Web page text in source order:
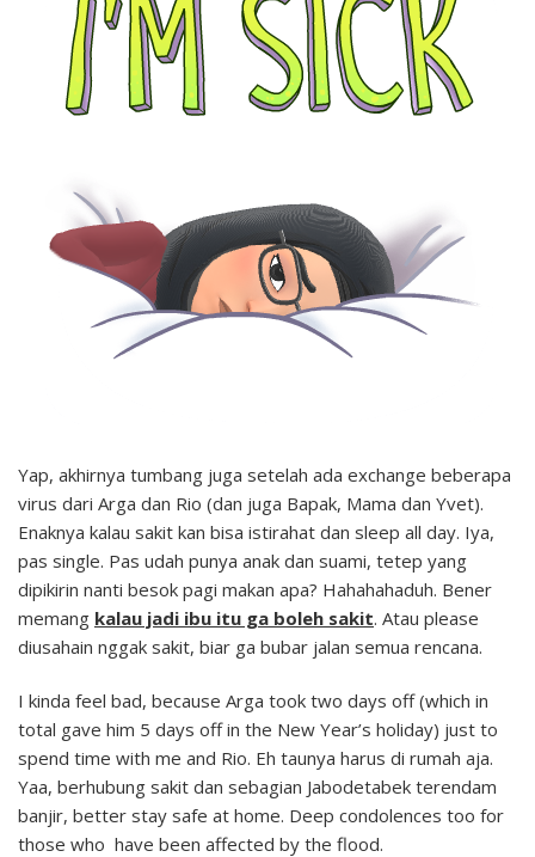
Yap, akhirnya tumbang juga setelah ada exchange beberapa
virus dari Arga dan Rio (dan juga Bapak, Mama dan Yvet).
Enaknya kalau sakit kan bisa istirahat dan sleep all day. Iya,
pas single. Pas udah punya anak dan suami, tetep yang
dipikirin nanti besok pagi makan apa? Hahahahaduh. Bener
memang kalau jadi ibu itu ga boleh sakit. Atau please
diusahain nggak sakit, biar ga bubar jalan semua rencana.
I kinda feel bad, because Arga took two days off (which in
total gave him 5 days off in the New Year’s holiday) just to
spend time with me and Rio. Eh taunya harus di rumah aja.
Yaa, berhubung sakit dan sebagian Jabodetabek terendam
banjir, better stay safe at home. Deep condolences too for
those who have been affected by the flood.